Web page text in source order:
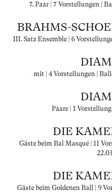
7. Paar | 7 Vorstellungen |
BRAHMS-
III. Satz Ensemble | 6
mit | 4 Vorstellungen |
Paare | 1
DIE
Gäste beim Bal Masqué | 11
DIE
Gäste beim Goldenen Ball | 9